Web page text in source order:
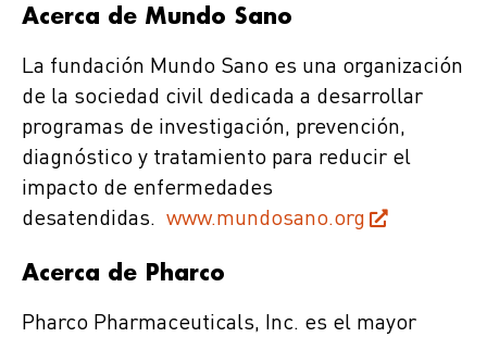
Acerca de Mundo Sano
La fundación Mundo Sano es una organización
de la sociedad civil dedicada a desarrollar
programas de investigación, prevención,
diagnóstico y tratamiento para reducir el
impacto de enfermedades
desatendidas. www.mundosano.org
Acerca de Pharco
Pharco Pharmaceuticals, Inc. es el mayor